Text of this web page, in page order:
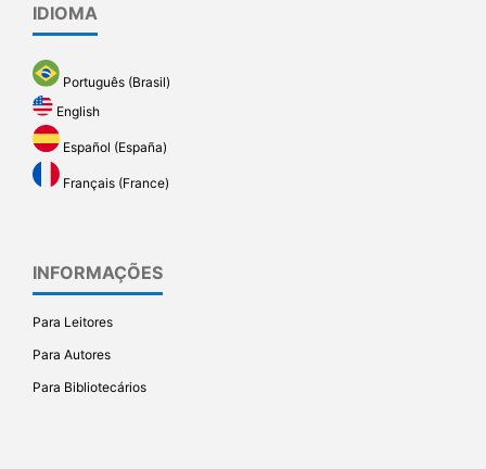
IDIOMA
Português (Brasil)
English
Español (España)
Français (France)
INFORMAÇÕES
Para Leitores
Para Autores
Para Bibliotecários